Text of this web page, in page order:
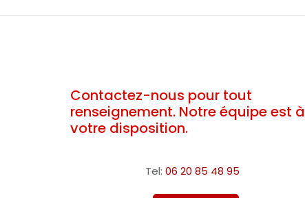
Contactez-nous pour tout
renseignement. Notre équipe est à
votre disposition.
Tel:06 20 85 48 95